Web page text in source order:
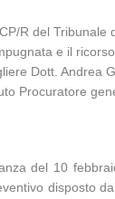
R del Tribunale
e il
Dott. Andrea
Procuratore
del 10
disposto